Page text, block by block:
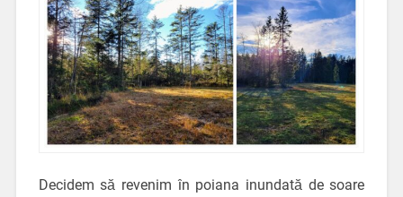
Decidem să revenim în poiana inundată de soare